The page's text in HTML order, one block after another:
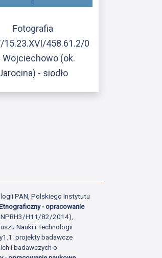
Fotografia
15.23.XVI/458.61.2/0
Wojciechowo (ok.
- siodło
PAN, Polskiego Instytutu
- opracowanie
H11/82/2014),
Nauki i Technologii
projekty badawcze
i badawczych o